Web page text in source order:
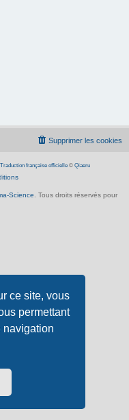
ce site, vous
permettant
navigation
Supprimer les cookies
Traduction française officielle© Qiaeru
Science . Tous droits réservés pour